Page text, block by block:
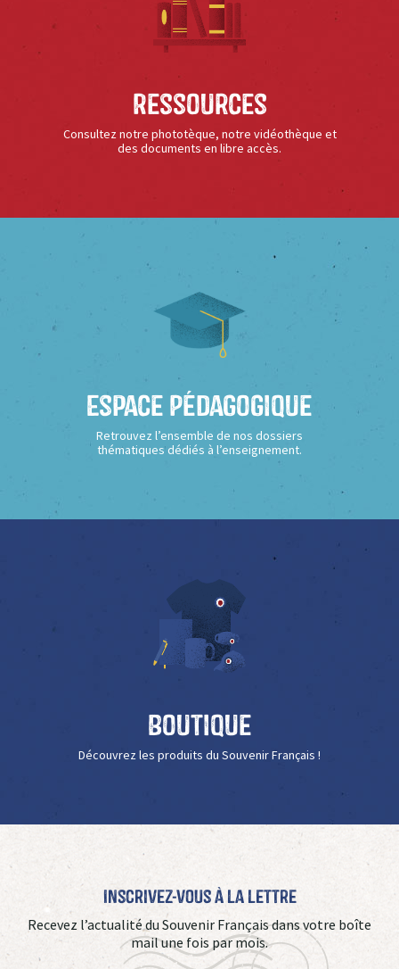
Ressources
Consultez notre phototèque, notre vidéothèque et
des documents en libre accès.
Espace Pédagogique
Retrouvez l’ensemble de nos dossiers
thématiques dédiés à l’enseignement.
Boutique
Découvrez les produits du Souvenir Français !
Inscrivez-vous à La Lettre
Recevez l’actualité du Souvenir Français dans votre boîte
mail une fois par mois.